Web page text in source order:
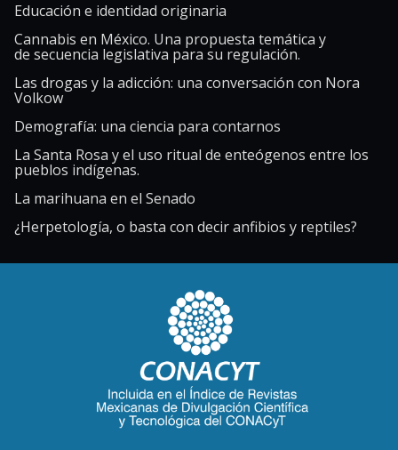
Educación e identidad originaria
Cannabis en México. Una propuesta temática y
de secuencia legislativa para su regulación.
Las drogas y la adicción: una conversación con Nora
Volkow
Demografía: una ciencia para contarnos
La Santa Rosa y el uso ritual de enteógenos entre los
pueblos indígenas.
La marihuana en el Senado
¿Herpetología, o basta con decir anfibios y reptiles?